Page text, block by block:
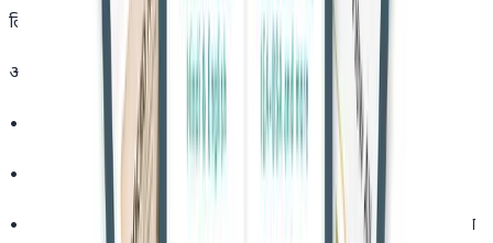
लिए अनुचित होगा।
अदालत ने आदेश दिया कि:
• पत्नी की अपील आंशिक रूप से स्वीकार की जाती है
• परिवार न्यायालय का पूर्व आदेश आंशिक रूप से निरस्त किया जाता है
•
हिंदू विवाह अधिनियम की धारा 13 के तहत विवाह विच्छेद (तलाक) का